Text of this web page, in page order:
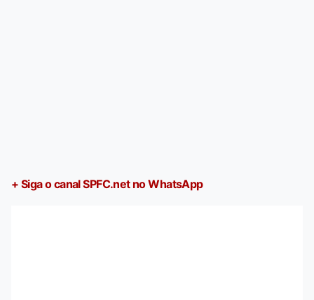
+ Siga o canal SPFC.net no WhatsApp